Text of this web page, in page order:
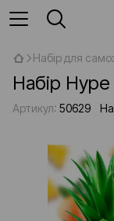
Набір для
Набір
Артикул: 50629